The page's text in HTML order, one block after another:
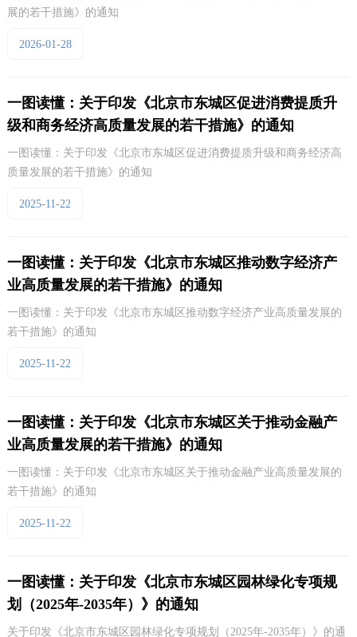
展的若干措施》的通知
2026-01-28
一图读懂：关于印发《北京市东城区促进消费提质升
级和商务经济高质量发展的若干措施》的通知
一图读懂：关于印发《北京市东城区促进消费提质升级和商务经济高
质量发展的若干措施》的通知
2025-11-22
一图读懂：关于印发《北京市东城区推动数字经济产
业高质量发展的若干措施》的通知
一图读懂：关于印发《北京市东城区推动数字经济产业高质量发展的
若干措施》的通知
2025-11-22
一图读懂：关于印发《北京市东城区关于推动金融产
业高质量发展的若干措施》的通知
一图读懂：关于印发《北京市东城区关于推动金融产业高质量发展的
若干措施》的通知
2025-11-22
一图读懂：关于印发《北京市东城区园林绿化专项规
划（2025年-2035年）》的通知
关于印发《北京市东城区园林绿化专项规划（2025年-2035年）》的通